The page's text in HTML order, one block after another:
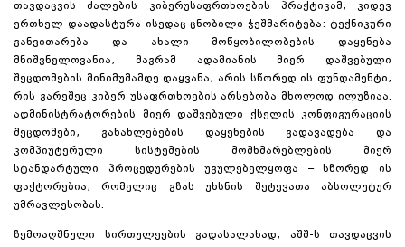
თავდაცვის ძალების კიბერუსაფრთხოების პრაქტიკამ, კიდევ
ერთხელ დაადასტურა ისედაც ცნობილი ჭეშმარიტება: ტექნიკური
განვითარება და ახალი მოწყობილობების დაყენება
მნიშვნელოვანია, მაგრამ ადამიანის მიერ დაშვებული
შეცდომების მინიმუმამდე დაყვანა, არის სწორედ ის ფუნდამენტი,
რის გარეშეც კიბერ უსაფრთხოების არსებობა მხოლოდ ილუზიაა.
ადმინისტრატორების მიერ დაშვებული ქსელის კონფიგურაციის
შეცდომები, განახლებების დაყენების გადავადება და
კომპიუტერული სისტემების მომხმარებლების მიერ
სტანდარტული პროცედურების უგულებელყოფა – სწორედ ის
ფაქტორებია, რომელიც გზას უხსნის შეტევათა აბსოლუტურ
უმრავლესობას.
ზემოაღშნული სირთულეების გადასალახად, აშშ-ს თავდაცვის